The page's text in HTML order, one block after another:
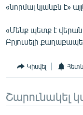
«նորմալ կյանքն է»
«Մենք պետք է
Բրյուսելի
Կիսվել
Շարունակել